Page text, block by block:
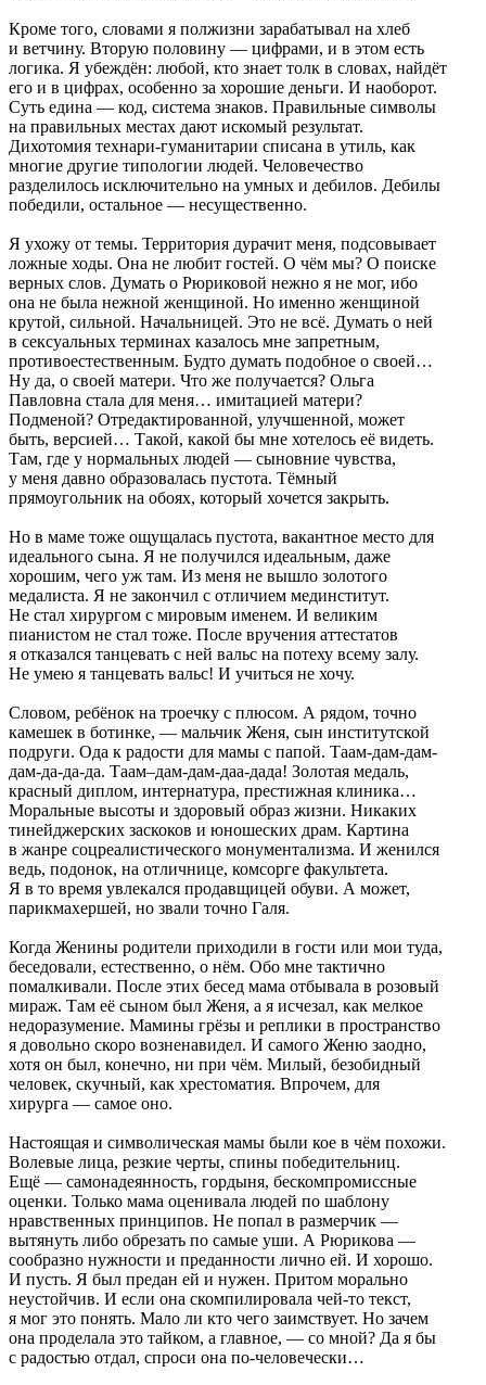
Кроме того, словами я полжизни зарабатывал на хлеб
и ветчину. Вторую половину — цифрами, и в этом есть
логика. Я убеждён: любой, кто знает толк в словах, найдёт
его и в цифрах, особенно за хорошие деньги. И наоборот.
Суть едина — код, система знаков. Правильные символы
на правильных местах дают искомый результат.
Дихотомия технари-гуманитарии списана в утиль, как
многие другие типологии людей. Человечество
разделилось исключительно на умных и дебилов. Дебилы
победили, остальное — несущественно.
Я ухожу от темы. Территория дурачит меня, подсовывает
ложные ходы. Она не любит гостей. О чём мы? О поиске
верных слов. Думать о Рюриковой нежно я не мог, ибо
она не была нежной женщиной. Но именно женщиной
крутой, сильной. Начальницей. Это не всё. Думать о ней
в сексуальных терминах казалось мне запретным,
противоестественным. Будто думать подобное о своей…
Ну да, о своей матери. Что же получается? Ольга
Павловна стала для меня… имитацией матери?
Подменой? Отредактированной, улучшенной, может
быть, версией… Такой, какой бы мне хотелось её видеть.
Там, где у нормальных людей — сыновние чувства,
у меня давно образовалась пустота. Тёмный
прямоугольник на обоях, который хочется закрыть.
Но в маме тоже ощущалась пустота, вакантное место для
идеального сына. Я не получился идеальным, даже
хорошим, чего уж там. Из меня не вышло золотого
медалиста. Я не закончил с отличием мединститут.
Не стал хирургом с мировым именем. И великим
пианистом не стал тоже. После вручения аттестатов
я отказался танцевать с ней вальс на потеху всему залу.
Не умею я танцевать вальс! И учиться не хочу.
Словом, ребёнок на троечку с плюсом. А рядом, точно
камешек в ботинке, — мальчик Женя, сын институтской
подруги. Ода к радости для мамы с папой. Таам-дам-дам-
дам-да-да-да. Таам–дам-дам-даа-дада! Золотая медаль,
красный диплом, интернатура, престижная клиника…
Моральные высоты и здоровый образ жизни. Никаких
тинейджерских заскоков и юношеских драм. Картина
в жанре соцреалистического монументализма. И женился
ведь, подонок, на отличнице, комсорге факультета.
Я в то время увлекался продавщицей обуви. А может,
парикмахершей, но звали точно Галя.
Когда Женины родители приходили в гости или мои туда,
беседовали, естественно, о нём. Обо мне тактично
помалкивали. После этих бесед мама отбывала в розовый
мираж. Там её сыном был Женя, а я исчезал, как мелкое
недоразумение. Мамины грёзы и реплики в пространство
я довольно скоро возненавидел. И самого Женю заодно,
хотя он был, конечно, ни при чём. Милый, безобидный
человек, скучный, как хрестоматия. Впрочем, для
хирурга — самое оно.
Настоящая и символическая мамы были кое в чём похожи.
Волевые лица, резкие черты, спины победительниц.
Ещё — самонадеянность, гордыня, бескомпромиссные
оценки. Только мама оценивала людей по шаблону
нравственных принципов. Не попал в размерчик —
вытянуть либо обрезать по самые уши. А Рюрикова —
сообразно нужности и преданности лично ей. И хорошо.
И пусть. Я был предан ей и нужен. Притом морально
неустойчив. И если она скомпилировала чей-то текст,
я мог это понять. Мало ли кто чего заимствует. Но зачем
она проделала это тайком, а главное, — со мной? Да я бы
с радостью отдал, спроси она по-человечески…